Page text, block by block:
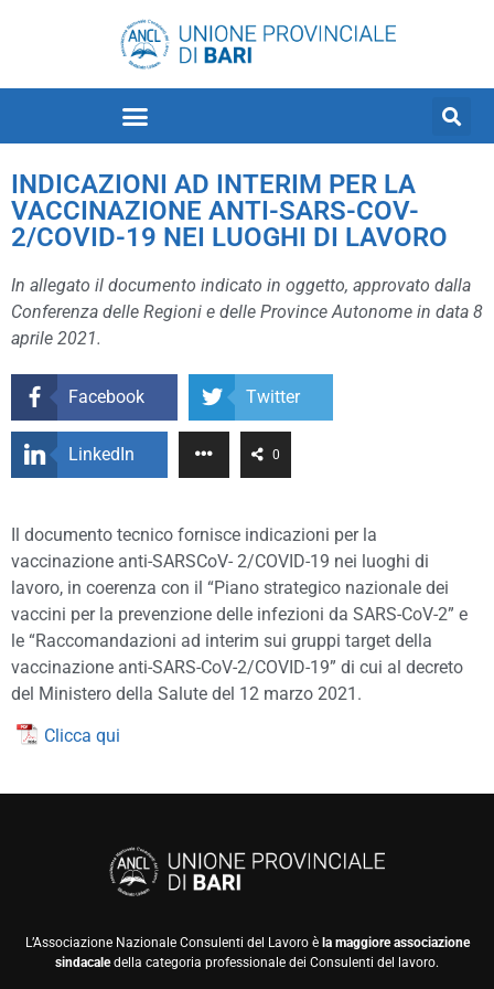
INDICAZIONI AD INTERIM PER LA
VACCINAZIONE ANTI-SARS-COV-
2/COVID-19 NEI LUOGHI DI LAVORO
In allegato il documento indicato in oggetto, approvato dalla
Conferenza delle Regioni e delle Province Autonome in data 8
aprile 2021.
Facebook Twitter
LinkedIn 0
Il documento tecnico fornisce indicazioni per la
vaccinazione anti-SARSCoV- 2/COVID-19 nei luoghi di
lavoro, in coerenza con il “Piano strategico nazionale dei
vaccini per la prevenzione delle infezioni da SARS-CoV-2” e
le “Raccomandazioni ad interim sui gruppi target della
vaccinazione anti-SARS-CoV-2/COVID-19” di cui al decreto
del Ministero della Salute del 12 marzo 2021.
Clicca qui
L’Associazione Nazionale Consulenti del Lavoro èla maggiore associazione
sindacaledella categoria professionale dei Consulenti del lavoro.